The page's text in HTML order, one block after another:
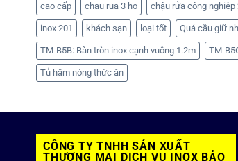
cao cấp chau rua 3 ho chậu rửa công nghiệp
inox 201 khách sạn loại tốt Quả cầu giữ
TM-B5B: Bàn tròn inox cạnh vuông 1.2m TM-
Tủ hâm nóng thức ăn
CÔNG TY TNHH SẢN XUẤT
THƯƠNG MẠI DỊCH VỤ INOX BẢO